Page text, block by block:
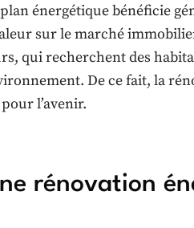
énergétique bénéficie
sur le marché
qui recherchent des
De ce fait, la
l’avenir.
rénovation